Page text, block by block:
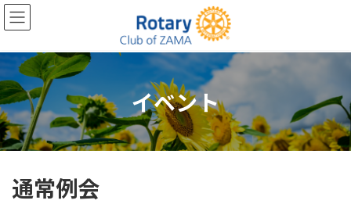
コ
ン
ン
ツ
へ
ス
キ
ッ
プ
ナ
ビ
ー
シ
ョ
ン
に
移
動
イベント
通常例会